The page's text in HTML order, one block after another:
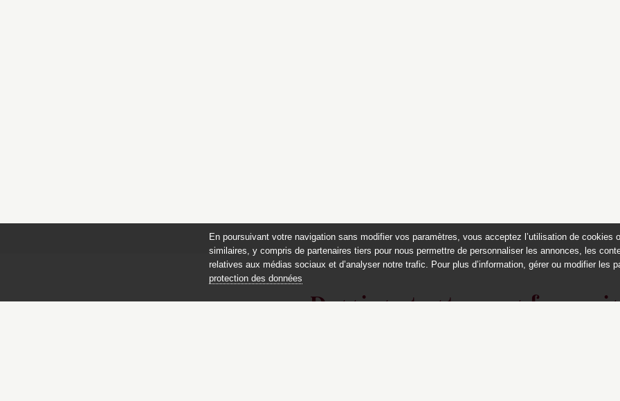
Dessins et estampes français
En poursuivant votre navigation sans modifier vos paramètres, vous acceptez l’utilisation de cookies
similaires, y compris de partenaires tiers pour nous permettre de personnaliser les annonces, les
relatives aux médias sociaux et d’analyser notre trafic. Pour plus d’information, gérer ou modifier les
protection des données